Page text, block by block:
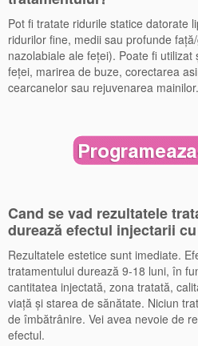
Pot fi tratate ridurile statice datorate
ridurilor fine, medii sau profunde
nazolabiale ale feţei). Poate fi
feţei, marirea de buze, corectarea
cearcanelor sau rejuvenarea mainilor.
Cand se vad rezultatele
durează efectul injectarii
Rezultatele estetice sunt imediate.
tratamentului durează 9-18 luni, în
cantitatea injectată, zona tratată,
viaţă şi starea de sănătate. Niciun
de îmbătrânire. Vei avea nevoie de
efectul.